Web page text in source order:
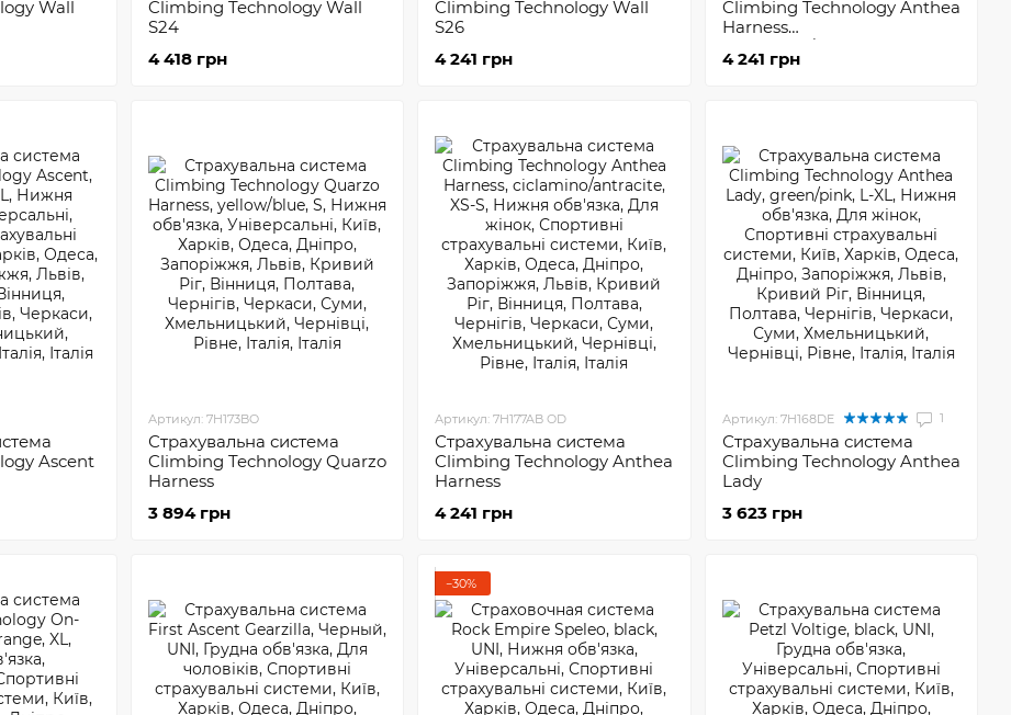
Wall
Climbing Technology Wall
S24
4 418 грн
Climbing Technology Wall
S26
4 241 грн
Climbing Technology Anthea
Harness
Anthracite/Cyclamen
4 241 грн
Ascent
Артикул: 7H173BO
Страхувальна система
Climbing Technology Quarzo
Harness
3 894 грн
Артикул: 7H177AB OD
Страхувальна система
Climbing Technology Anthea
Harness
4 241 грн
Артикул: 7H168DE 1
Страхувальна система
Climbing Technology Anthea
Lady
3 623 грн
−30%